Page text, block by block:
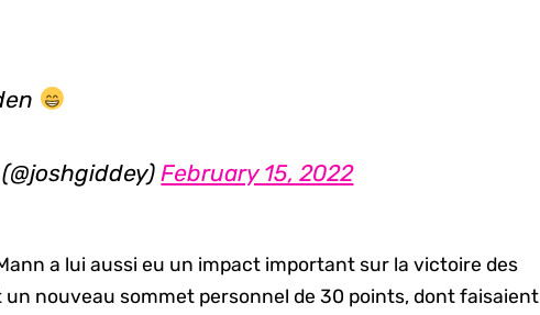
February 15, 2022
a lui aussi eu un impact important sur la victoire des
un nouveau sommet personnel de 30 points, dont faisaient